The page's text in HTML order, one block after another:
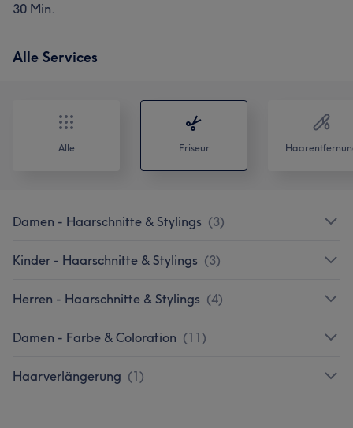
30 Min.
Alle Services
Alle Friseur
Damen - Haarschnitte & Stylings (3)
Kinder - Haarschnitte & Stylings (3)
Herren - Haarschnitte & Stylings (4)
Damen - Farbe & Coloration (11)
Haarverlängerung (1)